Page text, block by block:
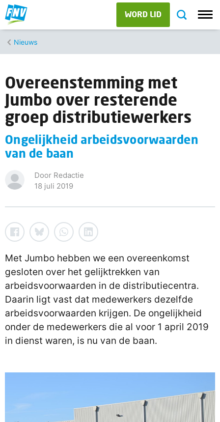
WORD LID
Nieuws
Overeenstemming met
Jumbo over resterende
groep distributiewerkers
Ongelijkheid arbeidsvoorwaarden
van de baan
Door Redactie
18 juli 2019
Met Jumbo hebben we een overeenkomst
gesloten over het gelijktrekken van
arbeidsvoorwaarden in de distributiecentra.
Daarin ligt vast dat medewerkers dezelfde
arbeidsvoorwaarden krijgen. De ongelijkheid
onder de medewerkers die al voor 1 april 2019
in dienst waren, is nu van de baan.